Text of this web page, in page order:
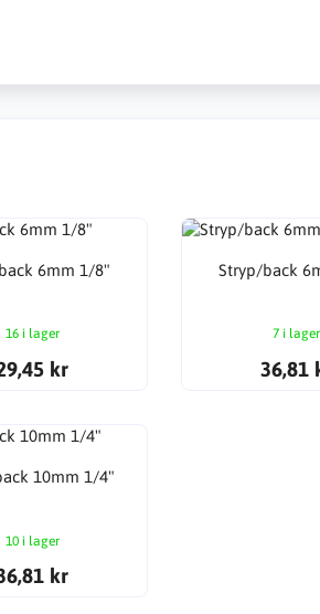
6mm 1/8"
16 i lager
kr
Stryp/back
7 i lager
36,81
10mm 1/4"
10 i lager
kr